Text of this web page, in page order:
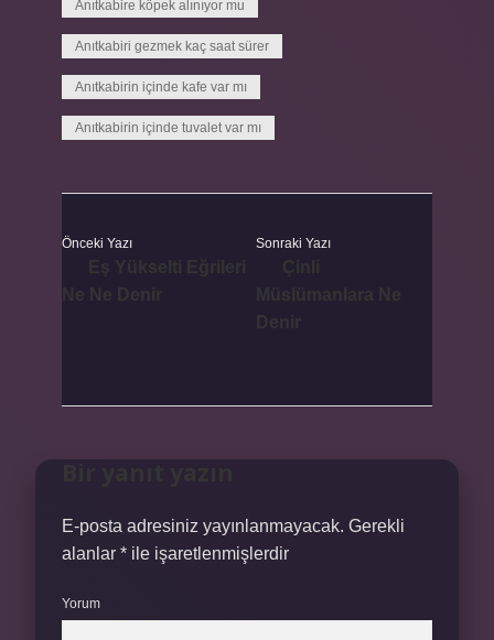
Anıtkabire köpek alınıyor mu
Anıtkabiri gezmek kaç saat sürer
Anıtkabirin içinde kafe var mı
Anıtkabirin içinde tuvalet var mı
Önceki Yazı Sonraki Yazı
E-posta adresiniz yayınlanmayacak. Gerekli
alanlar * ile işaretlenmişlerdir
Yorum